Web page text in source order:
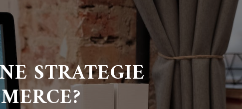
STRATEGIE